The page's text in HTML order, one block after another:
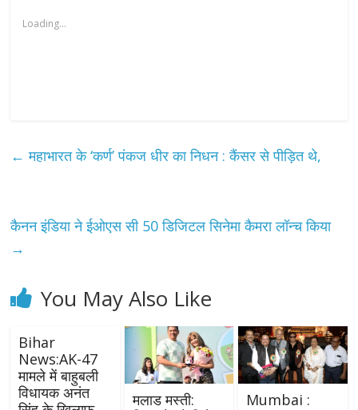
Loading...
← महाभारत के ‘कर्ण’ पंकज धीर का निधन : कैंसर से पीड़ित थे,
कैनन इंडिया ने ईओएस सी 50 डिजिटल सिनेमा कैमरा लॉन्च किया
→
You May Also Like
Bihar
News:AK-47
मामले में बाहुबली
विधायक अनंत
मलाड मस्ती:
Mumbai :